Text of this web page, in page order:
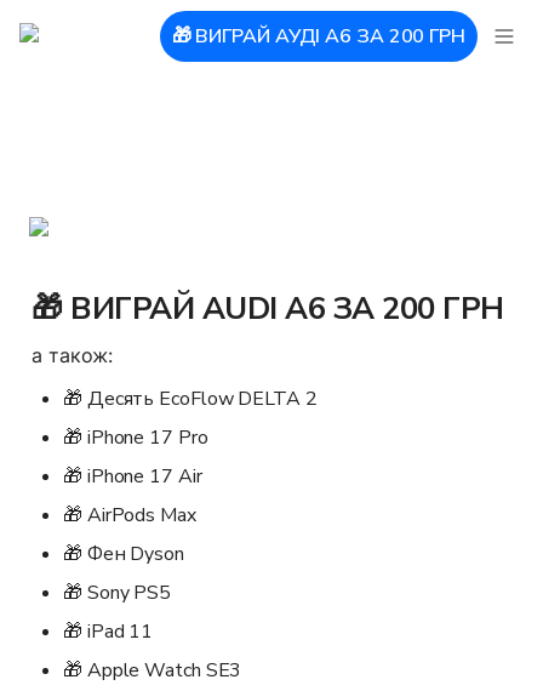
🎁 ВИГРАЙ АУДІ А6 ЗА 200 ГРН
🎁 ВИГРАЙ AUDI A6 ЗА 200 ГРН
а також:
🎁 Десять EcoFlow DELTA 2
🎁 iPhone 17 Pro
🎁 iPhone 17 Air
🎁 AirPods Max
🎁 Фен Dyson
🎁 Sony PS5
🎁 iPad 11
🎁 Apple Watch SE3